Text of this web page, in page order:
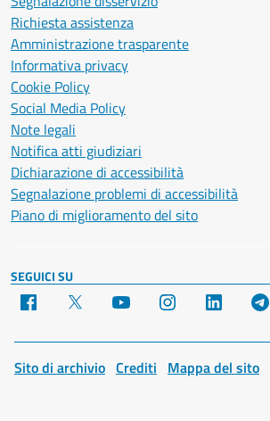
Richiesta assistenza
Amministrazione trasparente
Informativa privacy
Cookie Policy
Social Media Policy
Note legali
Notifica atti giudiziari
Dichiarazione di accessibilità
Segnalazione problemi di accessibilità
Piano di miglioramento del sito
SEGUICI SU
Facebook YouTube Instagram LinkedIn
Sito di archivio Crediti Mappa del sito